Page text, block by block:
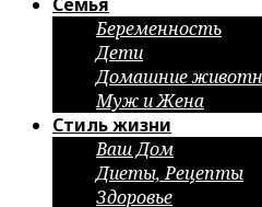
Беременность
Дети
Домашние
Муж и Жена
Стиль жизни
Ваш Дом
Диеты, Рецепты
Здоровье